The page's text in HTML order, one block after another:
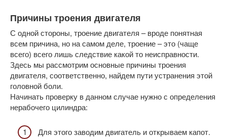
Причины троения двигателя
С одной стороны, троение двигателя – вроде понятная
всем причина, но на самом деле, троение – это (чаще
всего) всего лишь следствие какой то неисправности.
Здесь мы рассмотрим основные причины троения
двигателя, соответственно, найдем пути устранения этой
головной боли.
Начинать проверку в данном случае нужно с определения
нерабочего цилиндра:
Для этого заводим двигатель и открываем капот.